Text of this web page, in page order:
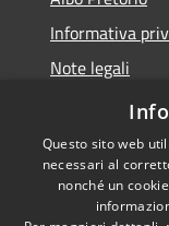
Informativa
Note legali
Dichiarazione
Questo sito web
necessari al
nonché un